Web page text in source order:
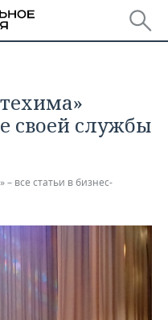
своей службы
все статьи в бизнес-